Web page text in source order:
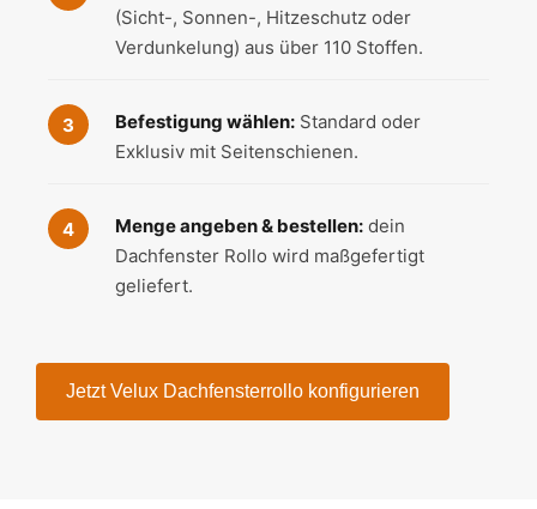
(Sicht-, Sonnen-, Hitzeschutz oder
Verdunkelung) aus über 110 Stoffen.
Befestigung wählen: Standard oder
Exklusiv mit Seitenschienen.
Menge angeben & bestellen: dein
Dachfenster Rollo wird maßgefertigt
geliefert.
Jetzt Velux Dachfensterrollo konfigurieren